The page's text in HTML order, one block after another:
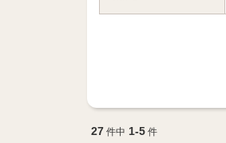
27 件中 1-5件